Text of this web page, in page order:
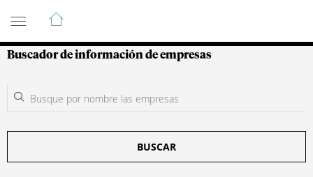
Guía de Empresas Colombianas
Buscador de información de empresas
BUSCAR